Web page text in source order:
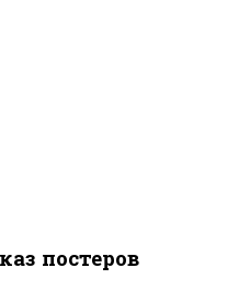
постеров